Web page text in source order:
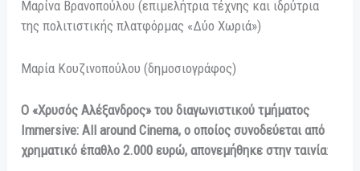
Μαρίνα Βρανοπούλου (επιμελήτρια τέχνης και ιδρύτρια
της πολιτιστικής πλατφόρμας «Δύο Χωριά»)
Μαρία Κουζινοπούλου (δημοσιογράφος)
Ο «Χρυσός Αλέξανδρος» του διαγωνιστικού τμήματος
Immersive: All around Cinema, ο οποίος συνοδεύεται από
χρηματικό έπαθλο 2.000 ευρώ, απονεμήθηκε στην ταινία: